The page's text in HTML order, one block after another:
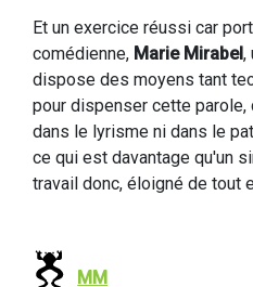
Et un exercice réussi car
comédienne, Marie Mirabel,
dispose des moyens tant
pour dispenser cette
dans le lyrisme ni dans le
ce qui est davantage qu'un
travail donc, éloigné de tout
MM